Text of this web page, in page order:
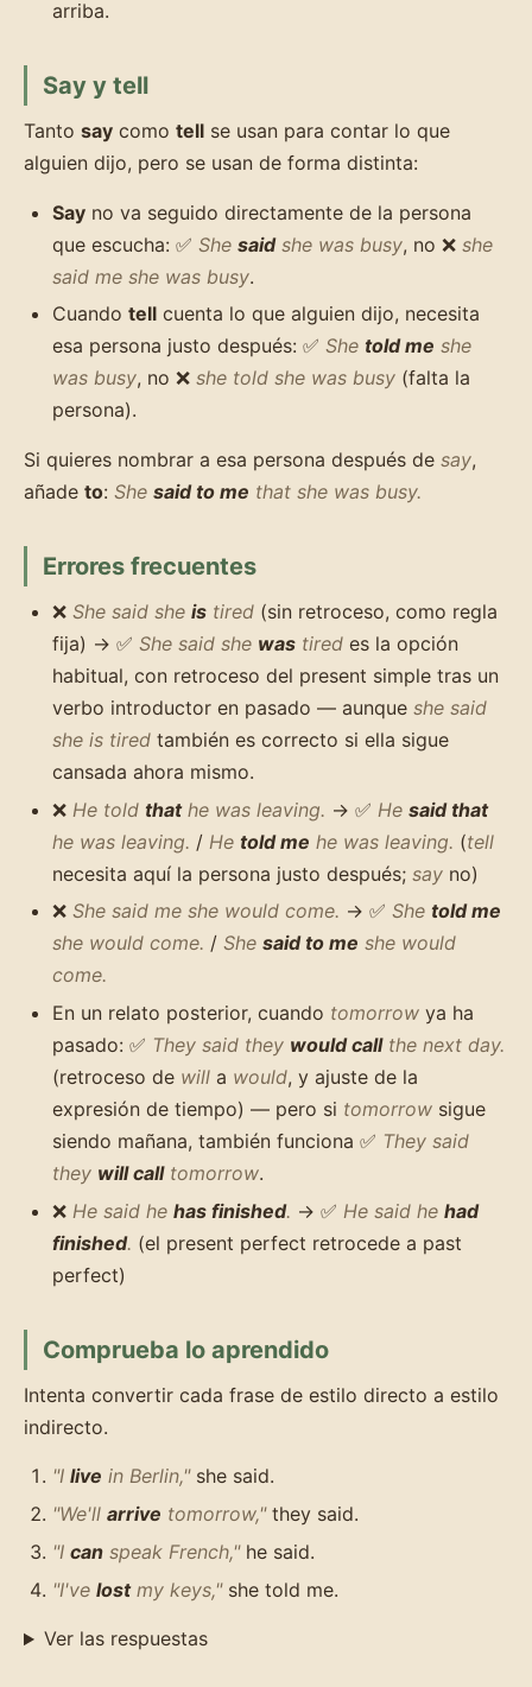
arriba.
Say y tell
Tanto say como tell se usan para contar lo que
alguien dijo, pero se usan de forma distinta:
Say no va seguido directamente de la persona
que escucha: ✅ She saidshe was busy, no ❌ she
said me she was busy.
Cuando tell cuenta lo que alguien dijo, necesita
esa persona justo después: ✅ She told me she
was busy, no ❌ she told she was busy (falta la
persona).
Si quieres nombrar a esa persona después de say,
añade to: She said to me that she was busy.
Errores frecuentes
❌ She said she is tired (sin retroceso, como regla
fija) → ✅ She said she was tired es la opción
habitual, con retroceso del present simple tras un
verbo introductor en pasado — aunque she said
she is tired también es correcto si ella sigue
cansada ahora mismo.
❌ He told thathe was leaving. → ✅ He said that
he was leaving. / He told me he was leaving. (tell
necesita aquí la persona justo después; say no)
❌ She said me she would come. → ✅ She told me
she would come. / She said to me she would
come.
En un relato posterior, cuando tomorrow ya ha
pasado: ✅ They said they would callthe next day.
(retroceso de will a would, y ajuste de la
expresión de tiempo) — pero si tomorrow sigue
siendo mañana, también funciona ✅ They said
they will calltomorrow.
❌ He said he has finished. → ✅ He said he had
finished. (el present perfect retrocede a past
perfect)
Comprueba lo aprendido
Intenta convertir cada frase de estilo directo a estilo
indirecto.
"I live in Berlin,"she said.
"We'll arrive tomorrow,"they said.
"I can speak French,"he said.
"I've lostmy keys,"she told me.
Ver las respuestas